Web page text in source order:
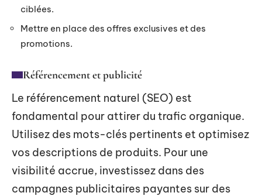
ciblées.
Mettre en place des offres exclusives et des
promotions.
Référencement et publicité
Le référencement naturel (SEO) est
fondamental pour attirer du trafic organique.
Utilisez des mots-clés pertinents et optimisez
vos descriptions de produits. Pour une
visibilité accrue, investissez dans des
campagnes publicitaires payantes sur des